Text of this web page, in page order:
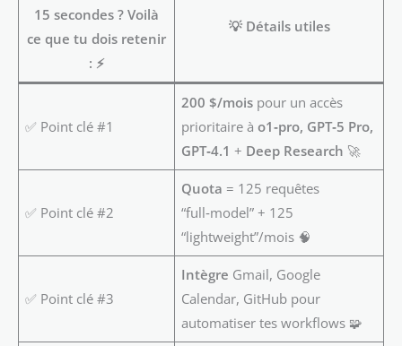
15 secondes ? Voilà
ce que tu dois retenir
: ⚡
💡 Détails utiles
✅ Point clé #1
200 $/mois pour un accès
prioritaire ào1‑pro, GPT‑5 Pro,
GPT‑4.1 + Deep Research 🚀
✅ Point clé #2
Quota = 125 requêtes
“full‑model” + 125
“lightweight”/mois 🧠
✅ Point clé #3
Intègre Gmail, Google
Calendar, GitHub pour
automatiser tes workflows 🧩